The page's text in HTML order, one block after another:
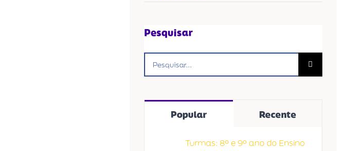
Pesquisar
resultados
Popular Recente
Turmas: 8º e 9º ano do Ensino